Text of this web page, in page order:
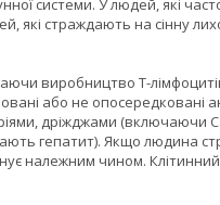
системи. У людей, які
які страждають на сінну
виробництво Т-
або не опосередковані
дріжджами
гепатит). Якщо людина
належним чином.